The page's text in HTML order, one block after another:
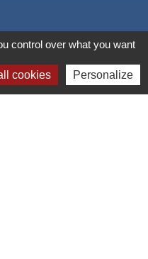
control over what you want
cookies Personalize